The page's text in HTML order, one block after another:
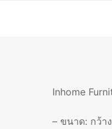
Inhome
– ขนาด: กว้า